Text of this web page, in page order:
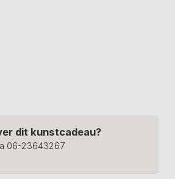
dit kunstcadeau?
06-23643267